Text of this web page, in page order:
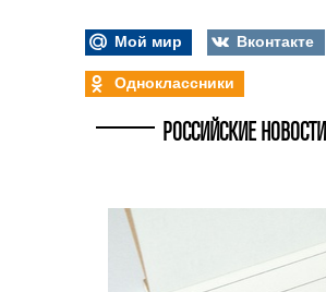
Мой мир
Вконтакте
Одноклассники
РОССИЙСКИЕ НОВОСТИ